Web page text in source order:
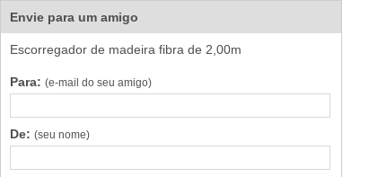
Envie para um amigo
Escorregador de madeira fibra de 2,00m
Para: (e-mail do seu amigo)
De: (seu nome)